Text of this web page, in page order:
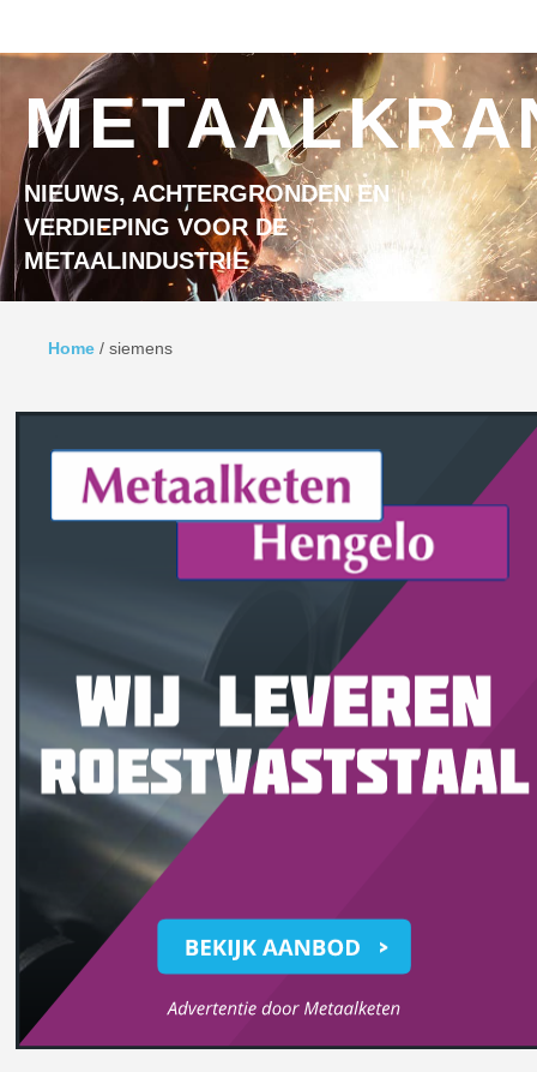
NIEUWS, ACHTERGRONDEN EN
VERDIEPING VOOR DE
METAALINDUSTRIE
Home / siemens